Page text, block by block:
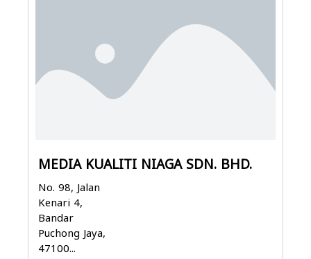
MEDIA KUALITI NIAGA SDN. BHD.
No. 98, Jalan
Kenari 4,
Bandar
Puchong Jaya,
47100...